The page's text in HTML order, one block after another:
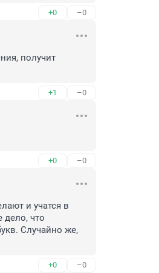
+0 –0
получит
+1 –0
+0 –0
и учатся в
дело, что
Случайно же,
+0 –0